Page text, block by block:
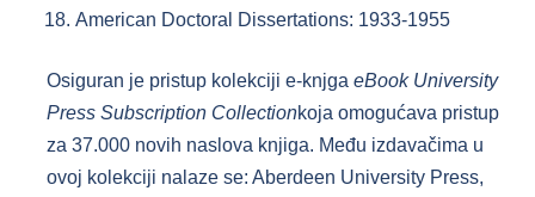
American Doctoral Dissertations: 1933-1955
Osiguran je pristup kolekciji e-knjga eBook University
Press Subscription Collectionkoja omogućava pristup
za 37.000 novih naslova knjiga. Među izdavačima u
ovoj kolekciji nalaze se: Aberdeen University Press,